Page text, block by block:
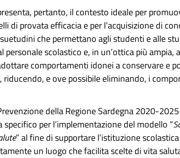
pertanto, il contesto ideale per
di provata efficacia e per l’acquisizione di
che permettano agli studenti e alle
personale scolastico e, in un’ottica più ampia,
comportamenti idonei a conservare e
riducendo, e ove possibile eliminando, i
della Regione Sardegna 2020-
specifico per l’implementazione del modello “
” al fine di supportare l’istituzione
un luogo che facilita scelte di vita